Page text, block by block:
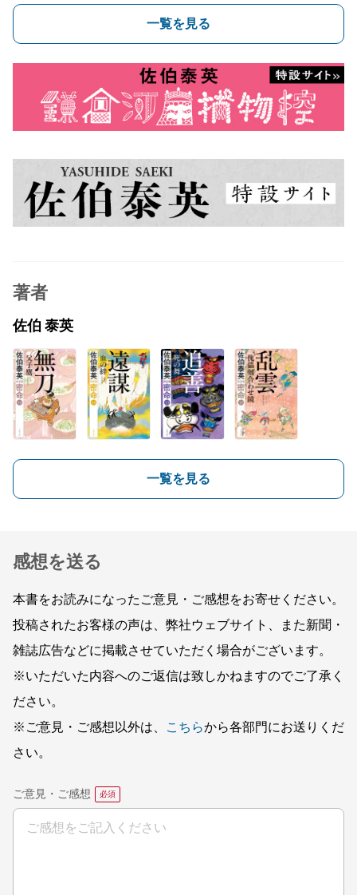
一覧を見る
著者
佐伯 泰英
一覧を見る
感想を送る
本書をお読みになったご意見・ご感想をお寄せください。
投稿されたお客様の声は、弊社ウェブサイト、また新聞・
雑誌広告などに掲載させていただく場合がございます。
※いただいた内容へのご返信は致しかねますのでご了承く
ださい。
※ご意見・ご感想以外は、
こちらから各部門にお送りくだ
さい。
ご意見・ご感想